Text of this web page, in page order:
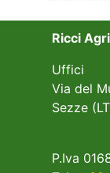
Ricci
Uffici
Via del
Sezze
P.Iva